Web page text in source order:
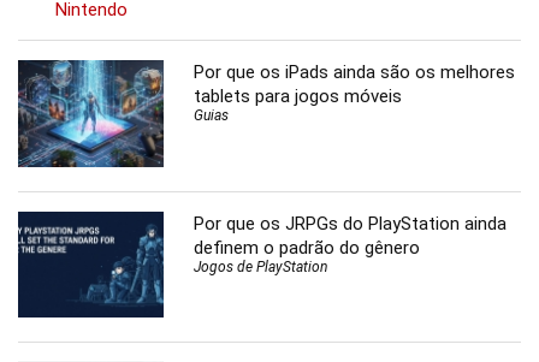
Por que os iPads ainda são os melhores
tablets para jogos móveis
Guias
Por que os JRPGs do PlayStation ainda
definem o padrão do gênero
Jogos de PlayStation